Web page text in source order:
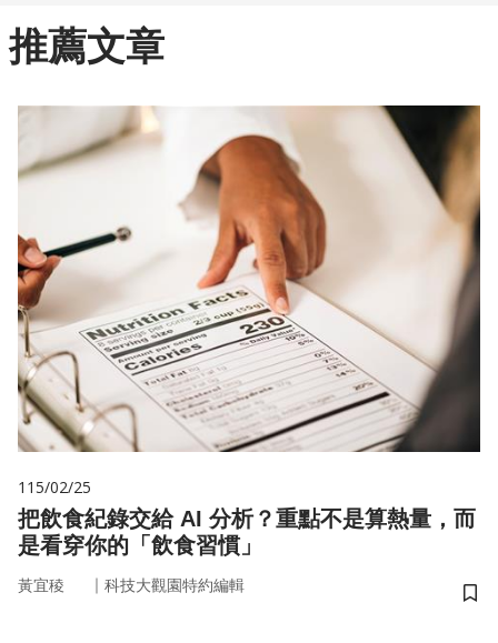
推薦文章
115/02/25
把飲食紀錄交給 AI 分析？重點不是算熱量，而
是看穿你的「飲食習慣」
黃宜稜 ｜ 科技大觀園特約編輯
儲